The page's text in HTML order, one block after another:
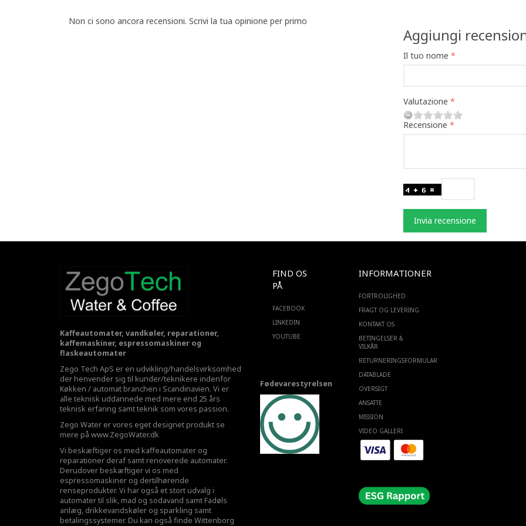
Non ci sono ancora recensioni. Scrivi la tua opinione per primo
Aggiungi
Il tuo nome
Valutazione
Recensione
Invia recensione
Kaffeautomater, vandkøler, reparationer,
kaffemaskiner, espressomaskiner og
flaskeautomater
Zego Tech ApS er en udvikling/handelsvirksomhed
der henvender sig til kunder/teknikere indenfor
Køkken / automat branchen i Scandinavien. Vi er
alle teknisk uddannede med mere end 25 års
teknisk erfaring samt teknik som vores passion.
Zego Water er vores eget designet produkt se
mere på www.ZegoWater.dk
Vi beskæftiger os med kaffeautomater og
reparationer deraf samt renoverede automater.
Derudover beskæftiger vi os med
espressomaskiner og dertilhørende
renseprodukter. Vi har også et stort udvalg i
automater til slik, mad og sodavand samt Fadøls
anlæg, drikkevandskøler og sparkling samt
betalingssystemer. Du kan også finde Wittenborg
FIND OS
PÅ
FACEBOOK
LINKEDIN
YOUTUBE
Fødevarestyrelsen
INFORMATIONER
FORTROLIGHED
FRAGT OG LEVERING
KONTAKT OS
BETINGELSER &
VILKÅR
RETURNERINGSFORMULAR
DATABLADE
OVERSIGT
ANSATTE
MISSION
VIDEO GALLERI